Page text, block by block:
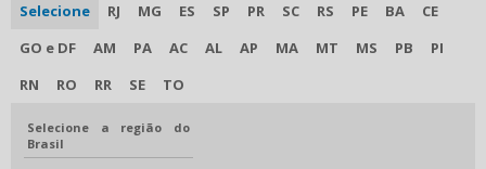
Selecione RJ MG ES SP PR SC RS PE BA
CE
GO e DF
AM PA AC AL AP MA MT MS PB
PI
RN
RO RR SE TO
Selecione a região do
Brasil